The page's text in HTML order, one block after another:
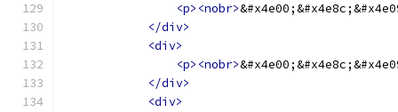
<p><nobr>
</div>
<div>
<p><nobr>
</div>
<div>